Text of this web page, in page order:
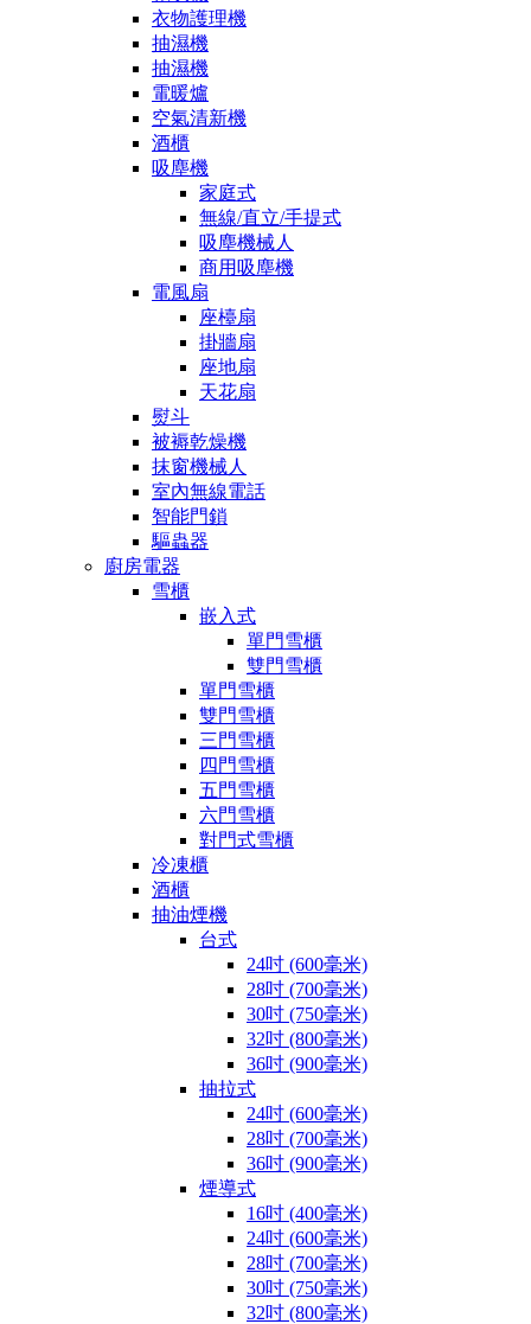
衣物護理機
抽濕機
抽濕機
電暖爐
空氣清新機
酒櫃
吸塵機
家庭式
無線/直立/手提式
吸塵機械人
商用吸塵機
電風扇
座檯扇
掛牆扇
座地扇
天花扇
熨斗
被褥乾燥機
抹窗機械人
室內無線電話
智能門鎖
驅蟲器
廚房電器
雪櫃
嵌入式
單門雪櫃
雙門雪櫃
單門雪櫃
雙門雪櫃
三門雪櫃
四門雪櫃
五門雪櫃
六門雪櫃
對門式雪櫃
冷凍櫃
酒櫃
抽油煙機
台式
24吋 (600毫米)
28吋 (700毫米)
30吋 (750毫米)
32吋 (800毫米)
36吋 (900毫米)
抽拉式
24吋 (600毫米)
28吋 (700毫米)
36吋 (900毫米)
煙導式
16吋 (400毫米)
24吋 (600毫米)
28吋 (700毫米)
30吋 (750毫米)
32吋 (800毫米)